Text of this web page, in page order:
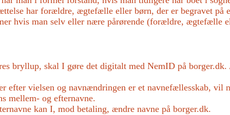
har forældre, ægtefælle eller børn, der er begravet på
hvis man selv eller nære pårørende (forældre, ægtefælle
bryllup, skal I gøre det digitalt med NemID på borger.dk.
efter vielsen og navnændringen er et navnefællesskab, vil
mellem- og efternavne.
kan I, mod betaling, ændre navne på borger.dk.